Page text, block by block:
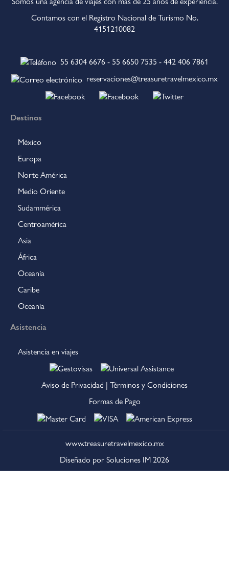
Contamos con el Registro Nacional de Turismo No.
4151210082
55 6304 6676 - 55 6650 7535 - 442 406 7861
reservaciones@treasuretravelmexico.mx
Destinos
México
Europa
Norte América
Medio Oriente
Sudammérica
Centroamérica
Asia
África
Oceanía
Caribe
Oceanía
Asistencia
Asistencia en viajes
Aviso de Privacidad | Términos y Condiciones
Formas de Pago
www.treasuretravelmexico.mx
Diseñado por Soluciones IM 2026